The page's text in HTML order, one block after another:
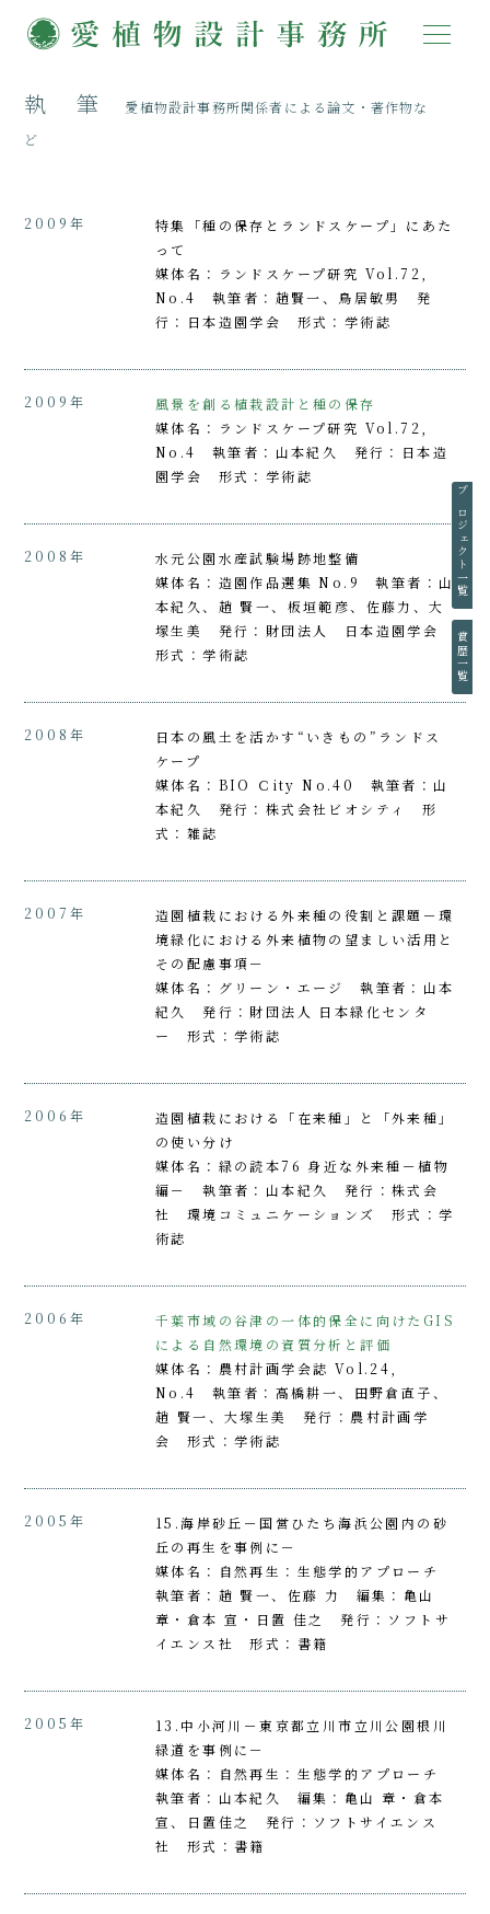
プロジェクト一覧
賞歴一覧
執 筆
愛植物設計事務所関係者による論文・著作物な
ど
2009年
特集「種の保存とランドスケープ」にあた
って
媒体名：ランドスケープ研究 Vol.72,
No.4 執筆者：趙賢一、鳥居敏男 発
行：日本造園学会 形式：学術誌
2009年
風景を創る植栽設計と種の保存
媒体名：ランドスケープ研究 Vol.72,
No.4 執筆者：山本紀久 発行：日本造
園学会 形式：学術誌
2008年
水元公園水産試験場跡地整備
媒体名：造園作品選集 No.9 執筆者：山
本紀久、趙 賢一、板垣範彦、佐藤力、大
塚生美 発行：財団法人 日本造園学会
形式：学術誌
2008年
日本の風土を活かす“いきもの”ランドス
ケープ
媒体名：BIO Ｃity No.40 執筆者：山
本紀久 発行：株式会社ビオシティ 形
式：雑誌
2007年
造園植栽における外来種の役割と課題－環
境緑化における外来植物の望ましい活用と
その配慮事項－
媒体名：グリーン・エージ 執筆者：山本
紀久 発行：財団法人 日本緑化センタ
ー 形式：学術誌
2006年
造園植栽における「在来種」と「外来種」
の使い分け
媒体名：緑の読本76 身近な外来種－植物
編－ 執筆者：山本紀久 発行：株式会
社 環境コミュニケーションズ 形式：学
術誌
2006年
千葉市域の谷津の一体的保全に向けたGIS
による自然環境の資質分析と評価
媒体名：農村計画学会誌 Vol.24,
No.4 執筆者：高橋耕一、田野倉直子、
趙 賢一、大塚生美 発行：農村計画学
会 形式：学術誌
2005年
15.海岸砂丘－国営ひたち海浜公園内の砂
丘の再生を事例に－
媒体名：自然再生：生態学的アプローチ
執筆者：趙 賢一、佐藤 力 編集：亀山
章・倉本 宣・日置 佳之 発行：ソフトサ
イエンス社 形式：書籍
2005年
13.中小河川－東京都立川市立川公園根川
緑道を事例に－
媒体名：自然再生：生態学的アプローチ
執筆者：山本紀久 編集：亀山 章・倉本
宣、日置佳之 発行：ソフトサイエンス
社 形式：書籍